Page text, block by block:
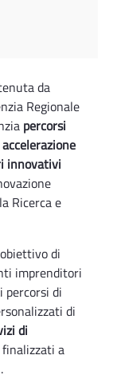
da
Regionale
percorsi
innovativi
Ricerca e
di
imprenditori
percorsi di
di
di
a